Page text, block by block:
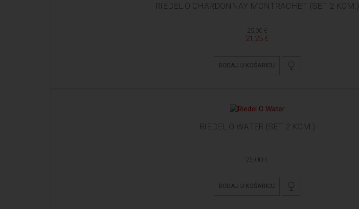
RIEDEL O CHARDONNAY MONTRACHET (SET 2 KOM.)
25,00 €
21,25 €
DODAJ U KOŠARICU
RIEDEL O WATER (SET 2 KOM.)
25,00 €
DODAJ U KOŠARICU